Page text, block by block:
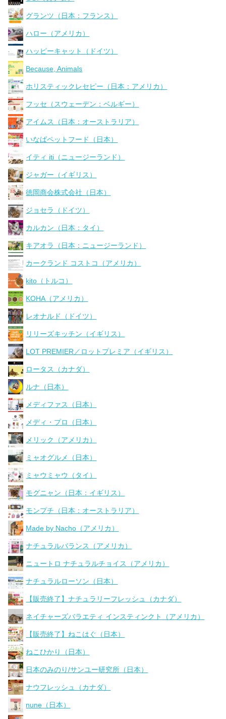
グランツ（日本：フランス）
ハロー（アメリカ）
ハッピーキャット（ドイツ）
Because, Animals
ホリスティックレセピー（日本：アメリカ）
フッセ（スウェーデン：ベルギー）
アイムス（日本：オーストラリア）
いなばペットフード（日本）
イティ iti（ニュージーランド）
ジャガー（イギリス）
徳岡商会株式会社（日本）
ジョセラ（ドイツ）
カルカン（日本：タイ）
キアオラ（日本：ニュージーランド）
カークランド コストコ（アメリカ）
kito（トルコ）
KOHA（アメリカ）
レオナルド（ドイツ）
リリーズキッチン（イギリス）
LOT PREMIER／ロットプレミア（イギリス）
ロータス（カナダ）
ルナ（日本）
メディファス（日本）
メディ・プロ（日本）
メリック（アメリカ）
ミャオグルメ（日本）
ミャウミャウ（タイ）
モグニャン（日本：イギリス）
モンプチ（日本：オーストラリア）
Made by Nacho（アメリカ）
ナチュラルバランス（アメリカ）
ニュートロ ナチュラルチョイス（アメリカ）
ナチュラルローソン（日本）
【販売終了】ナチュラリーフレッシュ（カナダ）
ネイチャーズバラエティ インスティンクト（アメリカ）
【販売終了】ねこはぐ（日本）
ねこひかり（日本）
日本のみのり/サンユー研究所（日本）
ナウフレッシュ（カナダ）
nune（日本）